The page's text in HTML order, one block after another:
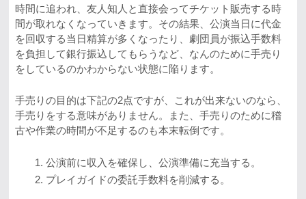
時間に追われ、友人知人と直接会ってチケット販売する時
間が取れなくなっていきます。その結果、公演当日に代金
を回収する当日精算が多くなったり、劇団員が振込手数料
を負担して銀行振込してもらうなど、なんのために手売り
をしているのかわからない状態に陥ります。
手売りの目的は下記の2点ですが、これが出来ないのなら、
手売りをする意味がありません。また、手売りのために稽
古や作業の時間が不足するのも本末転倒です。
公演前に収入を確保し、公演準備に充当する。
プレイガイドの委託手数料を削減する。